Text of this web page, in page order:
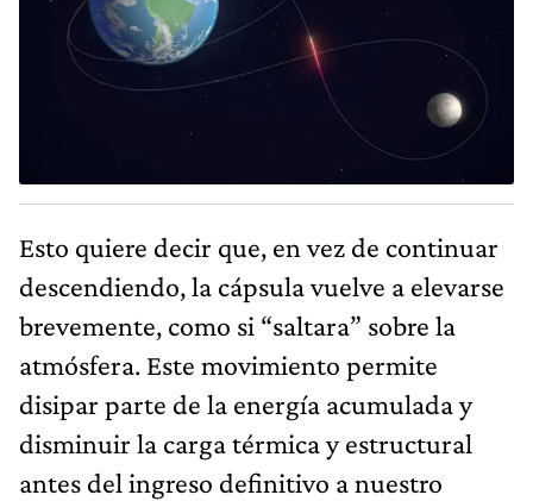
Esto quiere decir que, en vez de continuar
descendiendo, la cápsula vuelve a elevarse
brevemente, como si “saltara” sobre la
atmósfera. Este movimiento permite
disipar parte de la energía acumulada y
disminuir la carga térmica y estructural
antes del ingreso definitivo a nuestro